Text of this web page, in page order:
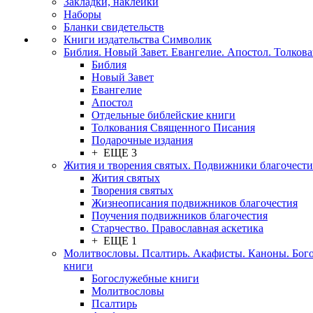
Наборы
Бланки свидетельств
Книги издательства Символик
Библия. Новый Завет. Евангелие. Апостол.
Библия
Новый Завет
Евангелие
Апостол
Отдельные библейские книги
Толкования Священного Писания
Подарочные издания
+ ЕЩЕ 3
Жития и творения святых. Подвижники
Жития святых
Творения святых
Жизнеописания подвижников благочестия
Поучения подвижников благочестия
Старчество. Православная аскетика
+ ЕЩЕ 1
Молитвословы. Псалтирь. Акафисты. Каноны.
книги
Богослужебные книги
Молитвословы
Псалтирь